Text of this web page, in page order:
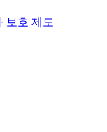
보호 제도